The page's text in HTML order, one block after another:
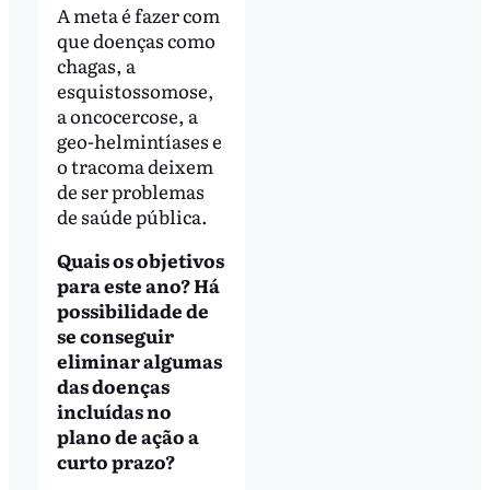
A meta é fazer com
que doenças como
chagas, a
esquistossomose,
a oncocercose, a
geo-helmintíases e
o tracoma deixem
de ser problemas
de saúde pública.
Quais os objetivos
para este ano? Há
possibilidade de
se conseguir
eliminar algumas
das doenças
incluídas no
plano de ação a
curto prazo?